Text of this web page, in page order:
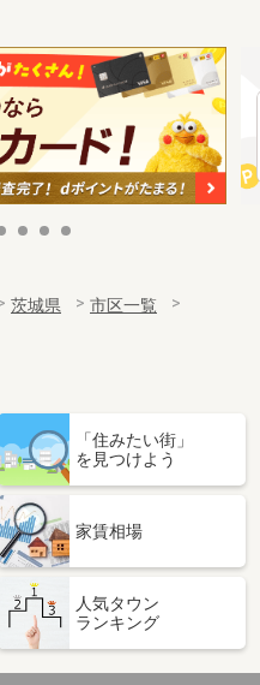
茨城県
市区一覧
「住みたい街」
を見つけよう
家賃相場
人気タウン
ランキング